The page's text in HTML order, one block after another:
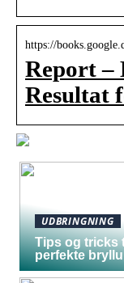
https://
Report –
Resultat
UDBRINGNING
Tips og tricks
perfekte